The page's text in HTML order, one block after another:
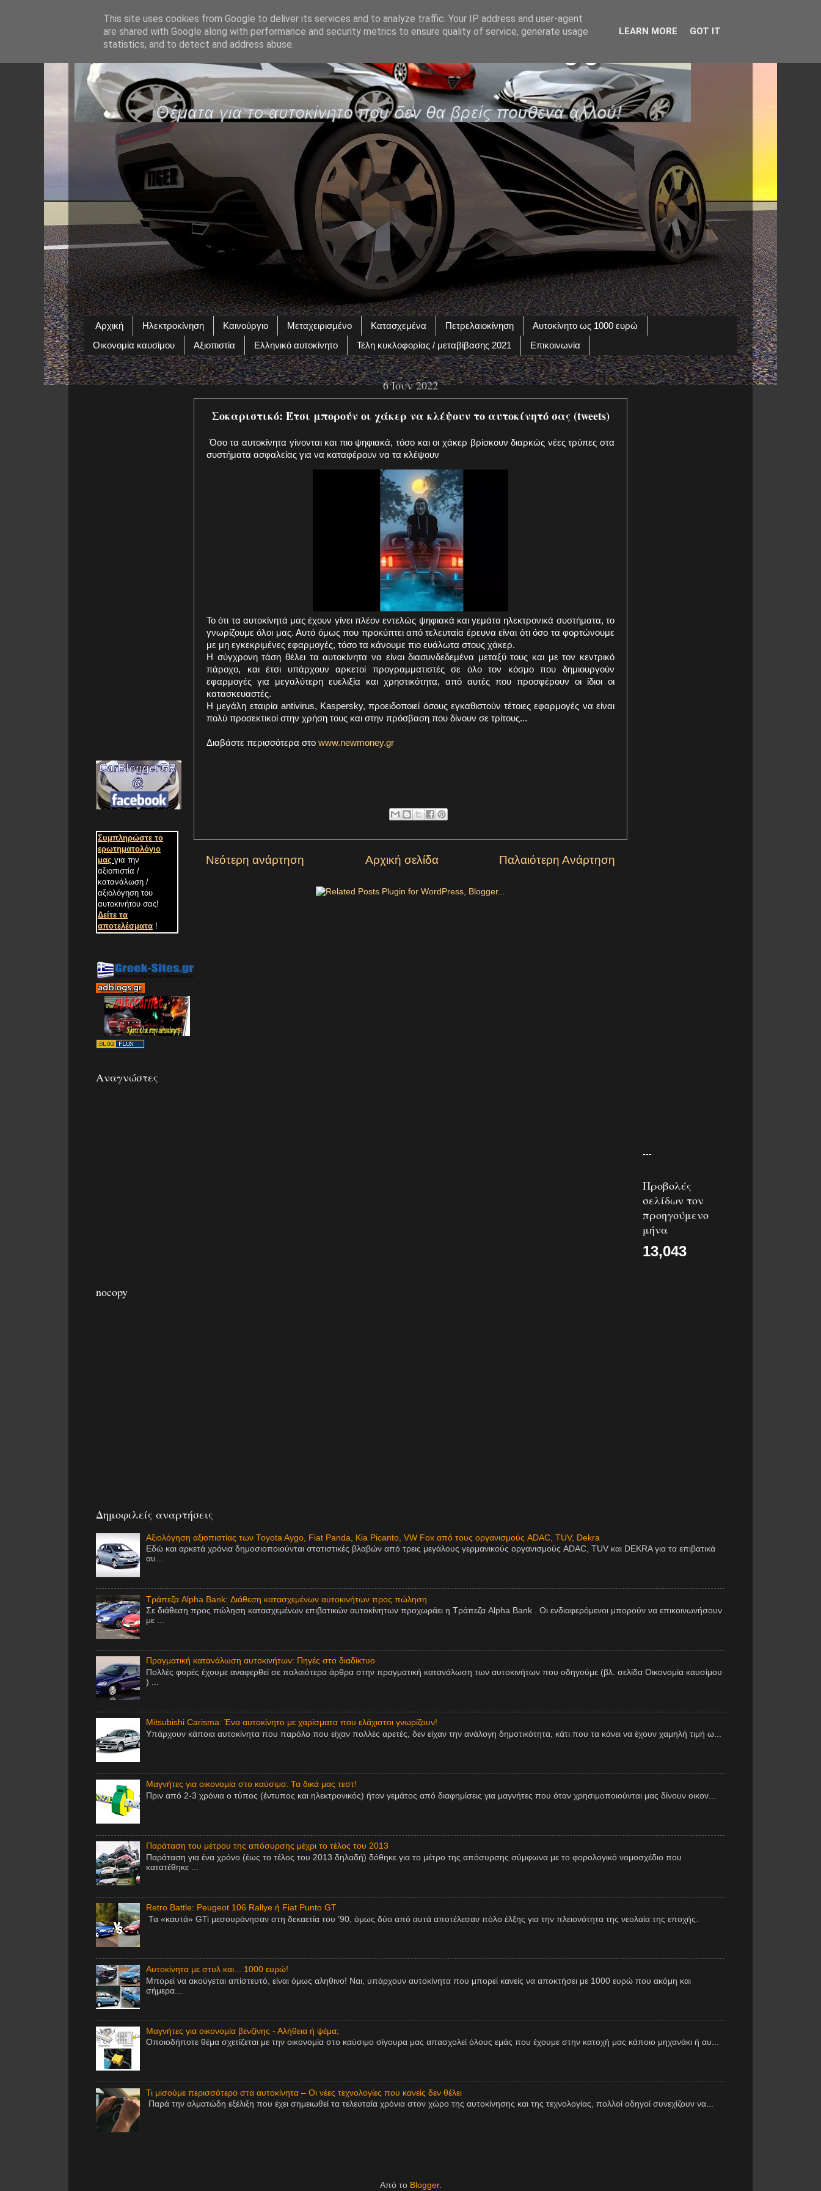
Αρχική Ηλεκτροκίνηση Καινούργιο Μεταχειρισμένο Κατασχεμένα Πετρελαιοκίνηση
Αυτοκίνητο ως 1000 ευρώ
Οικονομία καυσίμου
Αξιοπιστία Ελληνικό αυτοκίνητο Τέλη κυκλοφορίας / μεταβίβασης 2021 Επικοινωνία
6 Ιουν 2022
Σοκαριστικό: Έτσι μπορούν οι χάκερ να κλέψουν το αυτοκίνητό σας (tweets)
Όσο τα αυτοκίνητα γίνονται και πιο ψηφιακά, τόσο και οι χάκερ βρίσκουν διαρκώς νέες τρύπες στα
συστήματα ασφαλείας για να καταφέρουν να τα κλέψουν
Το ότι τα αυτοκίνητά μας έχουν γίνει πλέον εντελώς ψηφιακά και γεμάτα ηλεκτρονικά συστήματα, το
γνωρίζουμε όλοι μας. Αυτό όμως που προκύπτει από τελευταία έρευνα είναι ότι όσο τα φορτώνουμε
με μη εγκεκριμένες εφαρμογές, τόσο τα κάνουμε πιο ευάλωτα στους χάκερ.
Η σύγχρονη τάση θέλει τα αυτοκίνητα να είναι διασυνδεδεμένα μεταξύ τους και με τον κεντρικό
πάροχο, και έτσι υπάρχουν αρκετοί προγραμματιστές σε όλο τον κόσμο που δημιουργούν
εφαρμογές για μεγαλύτερη ευελιξία και χρηστικότητα, από αυτές που προσφέρουν οι ίδιοι οι
κατασκευαστές.
Η μεγάλη εταιρία antivirus, Kaspersky, προειδοποιεί όσους εγκαθιστούν τέτοιες εφαρμογές να είναι
πολύ προσεκτικοί στην χρήση τους και στην πρόσβαση που δίνουν σε τρίτους...
Διαβάστε περισσότερα στο www.newmoney.gr
Νεότερη ανάρτηση Παλαιότερη Ανάρτηση
Αρχική σελίδα
Συμπληρώστε το
ερωτηματολόγιο
μας για την
αξιοπιστία /
κατανάλωση /
αξιολόγηση του
αυτοκινήτου σας!
Δείτε τα
αποτελέσματα !
Αναγνώστες
---
Προβολές
σελίδων τον
προηγούμενο
μήνα
13,043
nocopy
Δημοφιλείς αναρτήσεις
Αξιολόγηση αξιοπιστίας των Toyota Aygo, Fiat Panda, Kia Picanto, VW Fox από τους οργανισμούς ADAC, TUV, Dekra
Εδώ και αρκετά χρόνια δημοσιοποιούνται στατιστικές βλαβών από τρεις μεγάλους γερμανικούς οργανισμούς ADAC, TUV και DEKRA για τα επιβατικά
αυ...
Τράπεζα Alpha Bank: Διάθεση κατασχεμένων αυτοκινήτων προς πώληση
Σε διάθεση προς πώληση κατασχεμένων επιβατικών αυτοκίνητων προχωράει η Τράπεζα Alpha Bank . Οι ενδιαφερόμενοι μπορούν να επικοινωνήσουν
με ...
Πραγματική κατανάλωση αυτοκινήτων: Πηγές στο διαδίκτυο
Πολλές φορές έχουμε αναφερθεί σε παλαιότερα άρθρα στην πραγματική κατανάλωση των αυτοκινήτων που οδηγούμε (βλ. σελίδα Οικονομία καυσίμου
) ...
Mitsubishi Carisma: Ένα αυτοκίνητο με χαρίσματα που ελάχιστοι γνωρίζουν!
Υπάρχουν κάποια αυτοκίνητα που παρόλο που είχαν πολλές αρετές, δεν είχαν την ανάλογη δημοτικότητα, κάτι που τα κάνει να έχουν χαμηλή τιμή ω...
Μαγνήτες για οικονομία στο καύσιμο: Τα δικά μας τεστ!
Πριν από 2-3 χρόνια ο τύπος (έντυπος και ηλεκτρονικός) ήταν γεμάτος από διαφημίσεις για μαγνήτες που όταν χρησιμοποιούνται μας δίνουν οικον...
Παράταση του μέτρου της απόσυρσης μέχρι το τέλος του 2013
Παράταση για ένα χρόνο (έως το τέλος του 2013 δηλαδή) δόθηκε για το μέτρο της απόσυρσης σύμφωνα με το φορολογικό νομοσχέδιο που
κατατέθηκε ...
Retro Battle: Peugeot 106 Rallye ή Fiat Punto GT
Τα «καυτά» GTi μεσουράνησαν στη δεκαετία του ’90, όμως δύο από αυτά αποτέλεσαν πόλο έλξης για την πλειονότητα της νεολαία της εποχής.
Αυτοκίνητα με στυλ και... 1000 ευρώ!
Μπορεί να ακούγεται απίστευτό, είναι όμως αληθινο! Ναι, υπάρχουν αυτοκίνητα που μπορεί κανείς να αποκτήσει με 1000 ευρώ που ακόμη και
σήμερα...
Μαγνήτες για οικονομία βενζίνης - Αλήθεια ή ψέμα;
Οποιοδήποτε θέμα σχετίζεται με την οικονομία στο καύσιμο σίγουρα μας απασχολεί όλους εμάς που έχουμε στην κατοχή μας κάποιο μηχανάκι ή αυ...
Τι μισούμε περισσότερο στα αυτοκίνητα – Οι νέες τεχνολογίες που κανείς δεν θέλει
Παρά την αλματώδη εξέλιξη που έχει σημειωθεί τα τελευταία χρόνια στον χώρο της αυτοκίνησης και της τεχνολογίας, πολλοί οδηγοί συνεχίζουν να...
Από το Blogger.
This site uses cookies from Google to deliver its services and to analyze traffic. Your IP address and user-agent
are shared with Google along with performance and security metrics to ensure quality of service, generate usage
statistics, and to detect and address abuse.
LEARN MORE GOT IT